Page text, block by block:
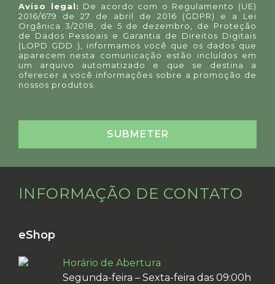
Aviso legal: De acordo com o Regulamento (UE)
2016/679 de 27 de abril de 2016 (GDPR) e a Lei
Orgânica 3/2018, de 5 de dezembro, de Proteção
de Dados Pessoais e Garantia de Direitos Digitais
(LOPD GDD ), informamos você que os dados que
aparecem nesta comunicação estão incluídos em
um arquivo automatizado e que se destina a
oferecer a você informações sobre a promoção de
nossos produtos.
INFORMAÇÃO DE CONTATO
eShop
Horário de Abertura
Segunda-feira – Sexta-feira das 09:00h